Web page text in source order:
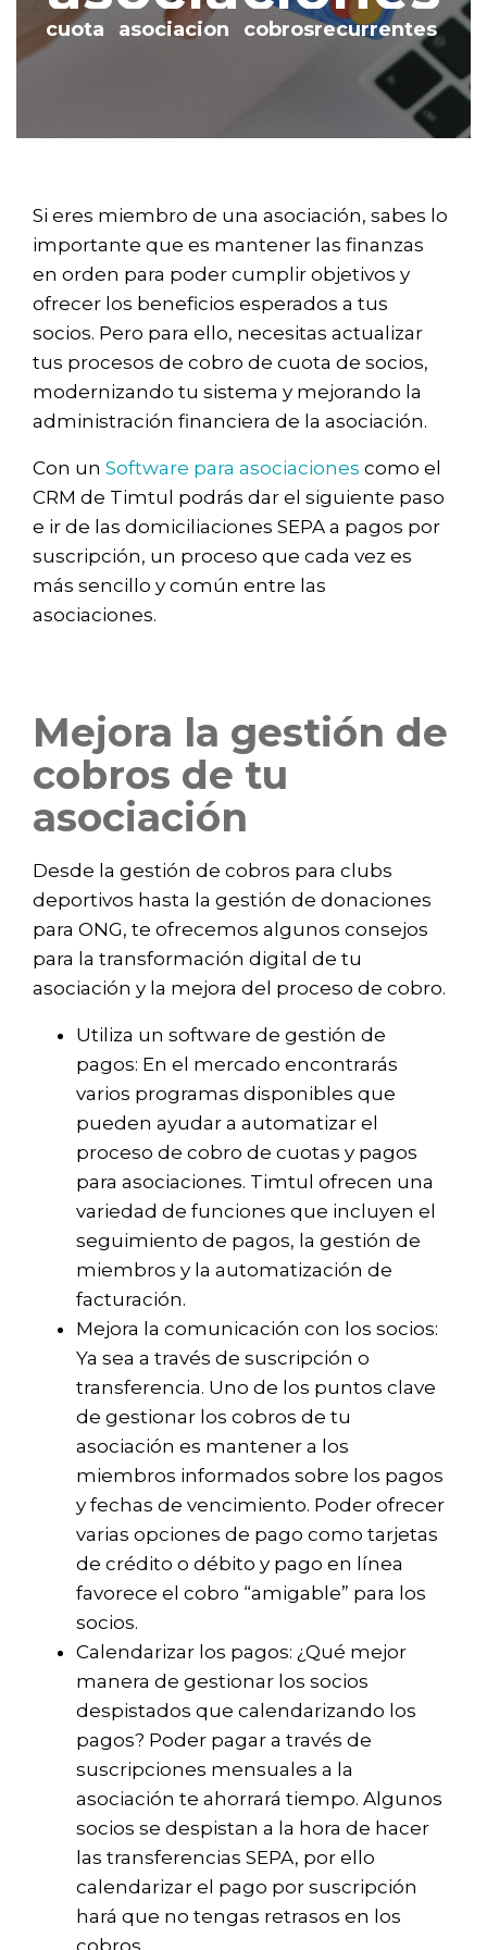
o
cuota asociacion cobrosrecurrentes
Si eres miembro de una asociación, sabes lo
importante que es mantener las finanzas
en orden para poder cumplir objetivos y
ofrecer los beneficios esperados a tus
socios. Pero para ello, necesitas actualizar
tus procesos de cobro de cuota de socios,
modernizando tu sistema y mejorando la
administración financiera de la asociación.
Con un Software para asociaciones como el
CRM de Timtul podrás dar el siguiente paso
e ir de las domiciliaciones SEPA a pagos por
suscripción, un proceso que cada vez es
más sencillo y común entre las
asociaciones.
Mejora la gestión de
cobros de tu
asociación
Desde la gestión de cobros para clubs
deportivos hasta la gestión de donaciones
para ONG, te ofrecemos algunos consejos
para la transformación digital de tu
asociación y la mejora del proceso de cobro.
Utiliza un software de gestión de
pagos: En el mercado encontrarás
varios programas disponibles que
pueden ayudar a automatizar el
proceso de cobro de cuotas y pagos
para asociaciones. Timtul ofrecen una
variedad de funciones que incluyen el
seguimiento de pagos, la gestión de
miembros y la automatización de
facturación.
Mejora la comunicación con los socios:
Ya sea a través de suscripción o
transferencia. Uno de los puntos clave
de gestionar los cobros de tu
asociación es mantener a los
miembros informados sobre los pagos
y fechas de vencimiento. Poder ofrecer
varias opciones de pago como tarjetas
de crédito o débito y pago en línea
favorece el cobro “amigable” para los
socios.
Calendarizar los pagos: ¿Qué mejor
manera de gestionar los socios
despistados que calendarizando los
pagos? Poder pagar a través de
suscripciones mensuales a la
asociación te ahorrará tiempo. Algunos
socios se despistan a la hora de hacer
las transferencias SEPA, por ello
calendarizar el pago por suscripción
hará que no tengas retrasos en los
cobros.